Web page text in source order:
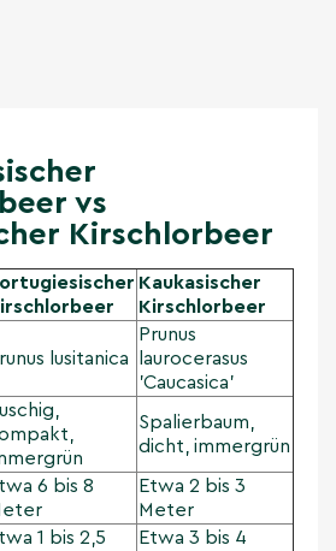
vs
Kirschlorbeer
Kaukasischer
Kirschlorbeer
lusitanica
Prunus
laurocerasus
'Caucasica'
Spalierbaum,
dicht, immergrün
6 bis 8
Etwa 2 bis 3
Meter
1 bis 2,5
Etwa 3 bis 4